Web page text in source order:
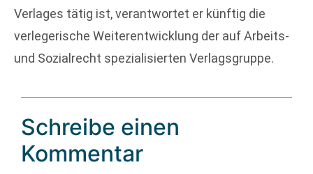
Verlages tätig ist, verantwortet er künftig die
verlegerische Weiterentwicklung der auf Arbeits-
und Sozialrecht spezialisierten Verlagsgruppe.
Schreibe einen
Kommentar